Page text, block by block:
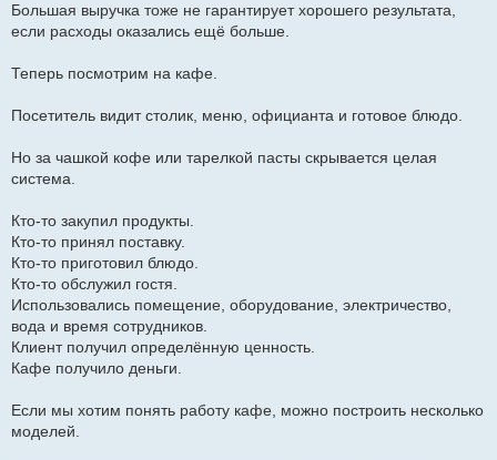
Большая выручка тоже не гарантирует хорошего результата,
если расходы оказались ещё больше.
Теперь посмотрим на кафе.
Посетитель видит столик, меню, официанта и готовое блюдо.
Но за чашкой кофе или тарелкой пасты скрывается целая
система.
Кто-то закупил продукты.
Кто-то принял поставку.
Кто-то приготовил блюдо.
Кто-то обслужил гостя.
Использовались помещение, оборудование, электричество,
вода и время сотрудников.
Клиент получил определённую ценность.
Кафе получило деньги.
Если мы хотим понять работу кафе, можно построить несколько
моделей.